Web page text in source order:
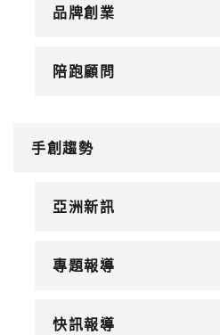
品牌創業
陪跑顧問
手創趨勢
亞洲新訊
專題報導
快訊報導